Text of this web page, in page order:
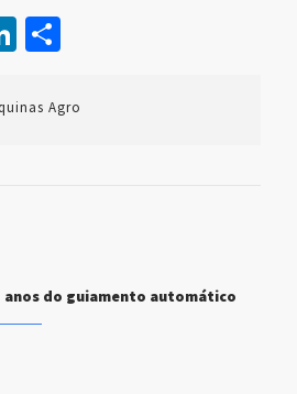
LinkedIn
Share
Agro
anos do guiamento automático